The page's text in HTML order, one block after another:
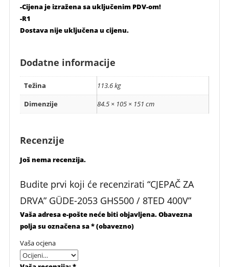
-Cijena je izražena sa uključenim PDV-om!
-R1
Dostava nije uključena u cijenu.
Dodatne informacije
Težina
113.6 kg
Dimenzije
84.5 × 105 × 151 cm
Recenzije
Još nema recenzija.
Budite prvi koji će recenzirati “CJEPAČ ZA
DRVA” GÜDE-2053 GHS500 / 8TED 400V”
Vaša adresa e-pošte neće biti objavljena.Obavezna
polja su označena sa* (obavezno)
Vaša ocjena